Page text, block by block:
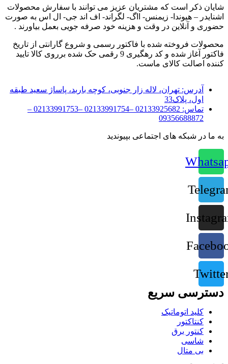
شایان ذکر است که مشتریان عزیز می توانند با سفارش محصولات
اشنایدر – هیوندا- زیمنس- ااگ- لگراند- اف اند جی- ال اس به صورت
حضوری و آنلاین در وقت و هزینه خود صرفه جویی بعمل بیاورند .
محصولات فروخته شده با فاکتور رسمی و شروع گارانتی از تاریخ
فاکتور آغاز شده و کد رهگیری 9 رقمی حک شده برروی کالا تایید
کننده اصالت کالای ماست.
آدرس: تهران، لاله زار جنوبی، کوچه باربد، پاساژ سعید طبقه
اول، پلاک33
تماس:
02133925682 –02133991754 –02133991753 –
09356688872
به ما در شبکه های اجتماعی بپیوندید
دسترسی سریع
کلید اتوماتیک
کنتاکتور
کنتور برق
شاسی
بی متال